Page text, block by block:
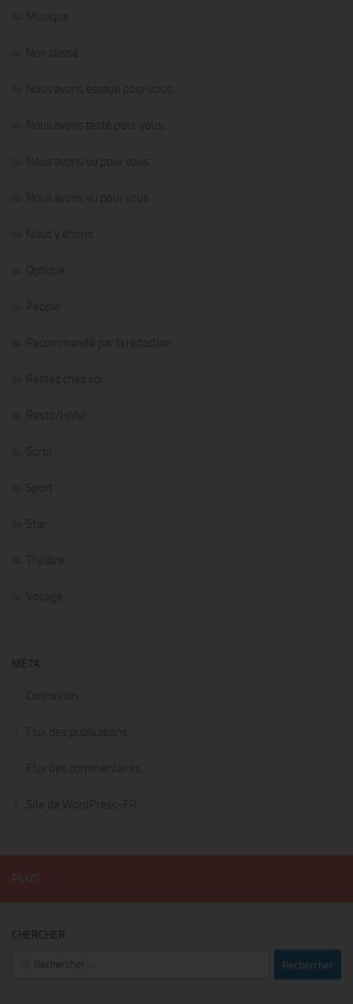
Musique
Non classé
Nous avons essayé pour vous…
Nous avons testé pour vous…
Nous avons vu pour vous…
Nous avons vu pour vous…
Nous y étions…
Optique
People
Recommandé par la rédaction
Restez chez soi
Resto/Hôtel
Sortir
Sport
Star
Théâtre
Voyage
MÉTA
Connexion
Flux des publications
Flux des commentaires
Site de WordPress-FR
CHERCHER
Rechercher :